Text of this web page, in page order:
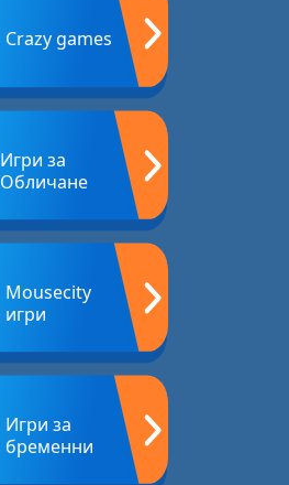
Crazy games
Игри за
Обличане
Mousecity
игри
Игри за
бременни